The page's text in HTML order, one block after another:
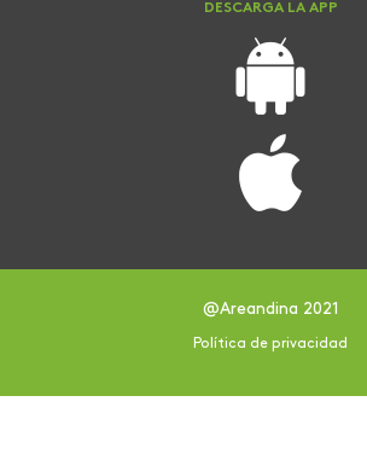
DESCARGA LA APP
@Areandina 2021
Política de privacidad